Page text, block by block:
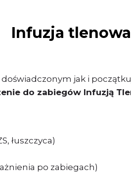
Infuzja tlenowa
jak i
do zabiegów Infuzją
łuszczyca)
po zabiegach)